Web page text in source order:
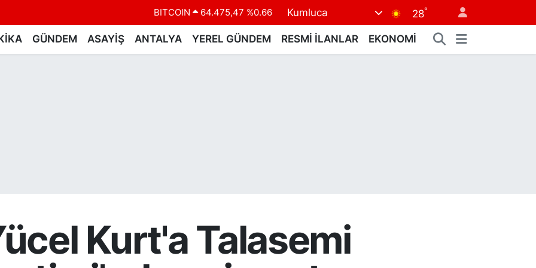
BITCOIN 64.475,47 %0.66
DOLAR
47,5971 %0.05
EURO
55,1336 %0.18
Kumluca 28°
GÜNDEM ASAYİŞ ANTALYA YEREL GÜNDEM RESMİ İLANLAR EKONOMİ
Kurt'a Talasemi